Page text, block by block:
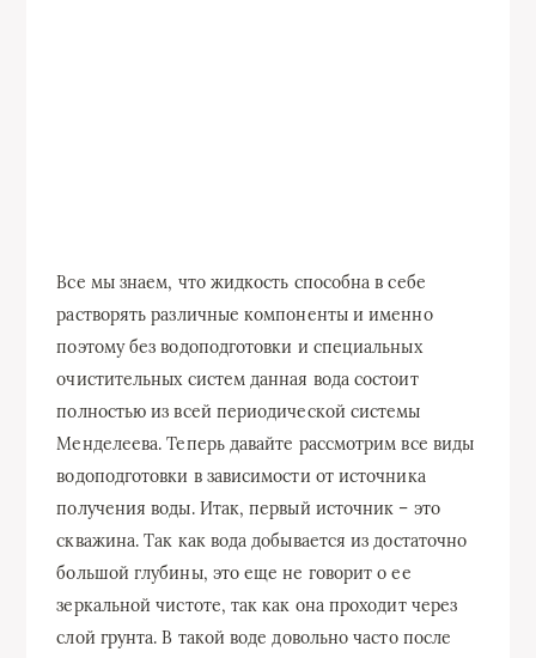
Все мы знаем, что жидкость способна в себе
растворять различные компоненты и именно
поэтому без водоподготовки и специальных
очистительных систем данная вода состоит
полностью из всей периодической системы
Менделеева. Теперь давайте рассмотрим все виды
водоподготовки в зависимости от источника
получения воды. Итак, первый источник – это
скважина. Так как вода добывается из достаточно
большой глубины, это еще не говорит о ее
зеркальной чистоте, так как она проходит через
слой грунта. В такой воде довольно часто после